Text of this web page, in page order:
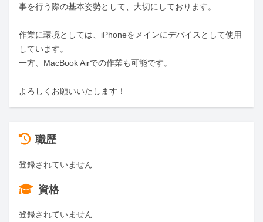
事を行う際の基本姿勢として、大切にしております。
作業に環境としては、iPhoneをメインにデバイスとして使用
しています。
一方、MacBook Airでの作業も可能です。
よろしくお願いいたします！
職歴
登録されていません
資格
登録されていません